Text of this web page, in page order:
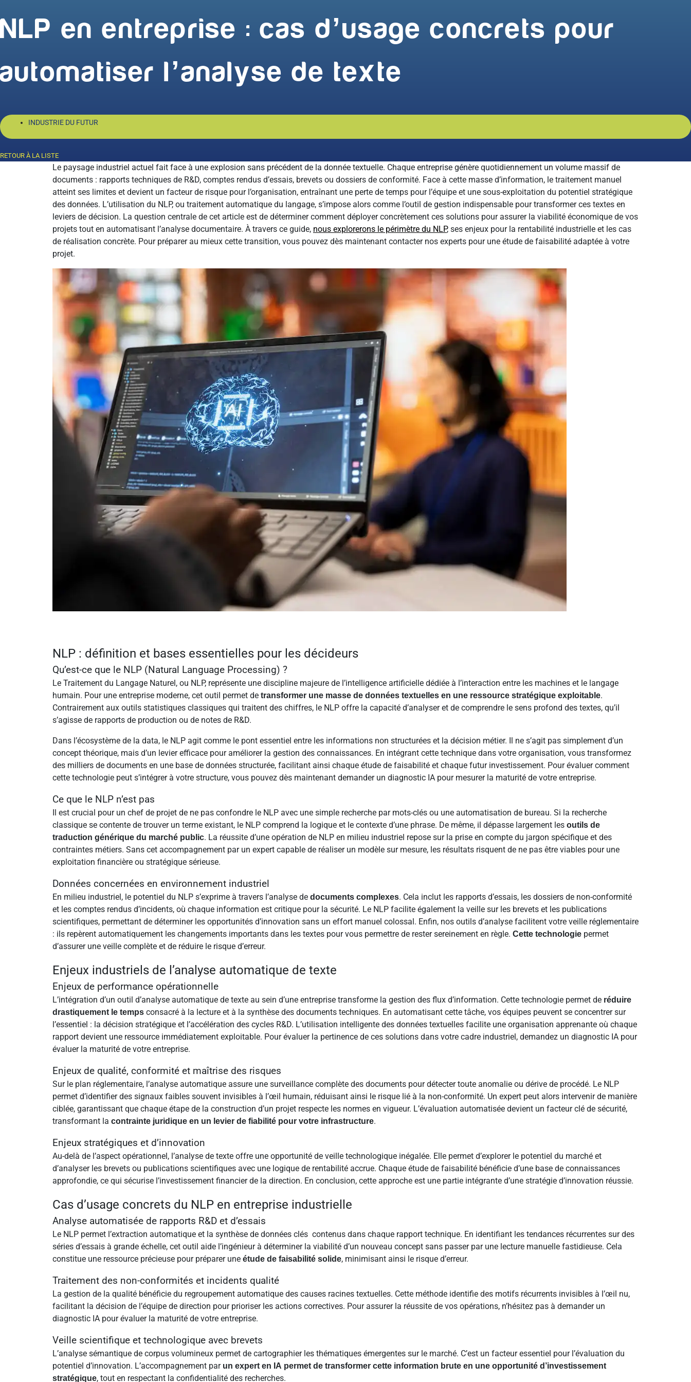
NLP en entreprise : cas d’usage concrets pour
automatiser l’analyse de texte
INDUSTRIE DU FUTUR
RETOUR À LA LISTE
Le paysage industriel actuel fait face à une explosion sans précédent de la donnée textuelle. Chaque entreprise génère quotidiennement un volume massif de
documents : rapports techniques de R&D, comptes rendus d’essais, brevets ou dossiers de conformité. Face à cette masse d’information, le traitement manuel
atteint ses limites et devient un facteur de risque pour l’organisation, entraînant une perte de temps pour l’équipe et une sous-exploitation du potentiel stratégique
des données. L’utilisation du NLP, ou traitement automatique du langage, s’impose alors comme l’outil de gestion indispensable pour transformer ces textes en
leviers de décision. La question centrale de cet article est de déterminer comment déployer concrètement ces solutions pour assurer la viabilité économique de vos
projets tout en automatisant l’analyse documentaire. À travers ce guide, nous explorerons le périmètre du NLP, ses enjeux pour la rentabilité industrielle et les cas
de réalisation concrète. Pour préparer au mieux cette transition, vous pouvez dès maintenant contacter nos experts pour une étude de faisabilité adaptée à votre
projet.
NLP : définition et bases essentielles pour les décideurs
Qu’est-ce que le NLP (Natural Language Processing) ?
Le Traitement du Langage Naturel, ou NLP, représente une discipline majeure de l’intelligence artificielle dédiée à l’interaction entre les machines et le langage
humain. Pour une entreprise moderne, cet outil permet de transformer une masse de données textuelles en une ressource stratégique exploitable.
Contrairement aux outils statistiques classiques qui traitent des chiffres, le NLP offre la capacité d’analyser et de comprendre le sens profond des textes, qu’il
s’agisse de rapports de production ou de notes de R&D.
Dans l’écosystème de la data, le NLP agit comme le pont essentiel entre les informations non structurées et la décision métier. Il ne s’agit pas simplement d’un
concept théorique, mais d’un levier efficace pour améliorer la gestion des connaissances. En intégrant cette technique dans votre organisation, vous transformez
des milliers de documents en une base de données structurée, facilitant ainsi chaque étude de faisabilité et chaque futur investissement. Pour évaluer comment
cette technologie peut s’intégrer à votre structure, vous pouvez dès maintenant demander un diagnostic IA pour mesurer la maturité de votre entreprise.
Ce que le NLP n’est pas
Il est crucial pour un chef de projet de ne pas confondre le NLP avec une simple recherche par mots-clés ou une automatisation de bureau. Si la recherche
classique se contente de trouver un terme existant, le NLP comprend la logique et le contexte d’une phrase. De même, il dépasse largement les outils de
traduction générique du marché public. La réussite d’une opération de NLP en milieu industriel repose sur la prise en compte du jargon spécifique et des
contraintes métiers. Sans cet accompagnement par un expert capable de réaliser un modèle sur mesure, les résultats risquent de ne pas être viables pour une
exploitation financière ou stratégique sérieuse.
Données concernées en environnement industriel
En milieu industriel, le potentiel du NLP s’exprime à travers l’analyse de documents complexes. Cela inclut les rapports d’essais, les dossiers de non-conformité
et les comptes rendus d’incidents, où chaque information est critique pour la sécurité. Le NLP facilite également la veille sur les brevets et les publications
scientifiques, permettant de déterminer les opportunités d’innovation sans un effort manuel colossal. Enfin, nos outils d’analyse facilitent votre veille réglementaire
: ils repèrent automatiquement les changements importants dans les textes pour vous permettre de rester sereinement en règle. Cette technologie permet
d’assurer une veille complète et de réduire le risque d’erreur.
Enjeux industriels de l’analyse automatique de texte
Enjeux de performance opérationnelle
L’intégration d’un outil d’analyse automatique de texte au sein d’une entreprise transforme la gestion des flux d’information. Cette technologie permet de réduire
drastiquement le temps consacré à la lecture et à la synthèse des documents techniques. En automatisant cette tâche, vos équipes peuvent se concentrer sur
l’essentiel : la décision stratégique et l’accélération des cycles R&D. L’utilisation intelligente des données textuelles facilite une organisation apprenante où chaque
rapport devient une ressource immédiatement exploitable. Pour évaluer la pertinence de ces solutions dans votre cadre industriel, demandez un diagnostic IA pour
évaluer la maturité de votre entreprise.
Enjeux de qualité, conformité et maîtrise des risques
Sur le plan réglementaire, l’analyse automatique assure une surveillance complète des documents pour détecter toute anomalie ou dérive de procédé. Le NLP
permet d’identifier des signaux faibles souvent invisibles à l’œil humain, réduisant ainsi le risque lié à la non-conformité. Un expert peut alors intervenir de manière
ciblée, garantissant que chaque étape de la construction d’un projet respecte les normes en vigueur. L’évaluation automatisée devient un facteur clé de sécurité,
transformant la contrainte juridique en un levier de fiabilité pour votre infrastructure.
Enjeux stratégiques et d’innovation
Au-delà de l’aspect opérationnel, l’analyse de texte offre une opportunité de veille technologique inégalée. Elle permet d’explorer le potentiel du marché et
d’analyser les brevets ou publications scientifiques avec une logique de rentabilité accrue. Chaque étude de faisabilité bénéficie d’une base de connaissances
approfondie, ce qui sécurise l’investissement financier de la direction. En conclusion, cette approche est une partie intégrante d’une stratégie d’innovation réussie.
Cas d’usage concrets du NLP en entreprise industrielle
Analyse automatisée de rapports R&D et d’essais
Le NLP permet l’extraction automatique et la synthèse de données clés contenus dans chaque rapport technique. En identifiant les tendances récurrentes sur des
séries d’essais à grande échelle, cet outil aide l’ingénieur à déterminer la viabilité d’un nouveau concept sans passer par une lecture manuelle fastidieuse. Cela
constitue une ressource précieuse pour préparer une étude de faisabilité solide, minimisant ainsi le risque d’erreur.
Traitement des non-conformités et incidents qualité
La gestion de la qualité bénéficie du regroupement automatique des causes racines textuelles. Cette méthode identifie des motifs récurrents invisibles à l’œil nu,
facilitant la décision de l’équipe de direction pour prioriser les actions correctives. Pour assurer la réussite de vos opérations, n’hésitez pas à demander un
diagnostic IA pour évaluer la maturité de votre entreprise.
Veille scientifique et technologique avec brevets
L’analyse sémantique de corpus volumineux permet de cartographier les thématiques émergentes sur le marché. C’est un facteur essentiel pour l’évaluation du
potentiel d’innovation. L’accompagnement par un expert en IA permet de transformer cette information brute en une opportunité d’investissement
stratégique, tout en respectant la confidentialité des recherches.